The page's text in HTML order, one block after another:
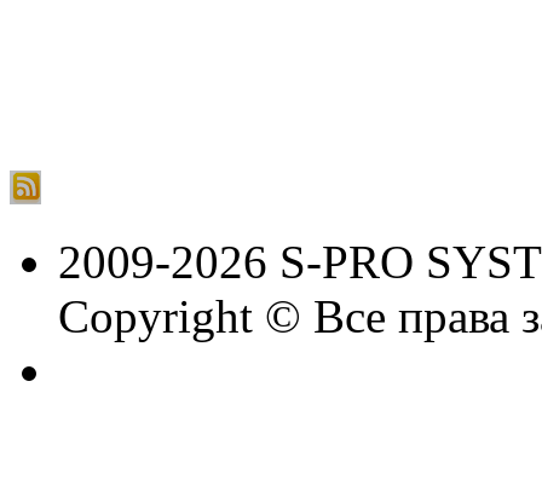
2009-2026 S-PRO
Copyright © Все права